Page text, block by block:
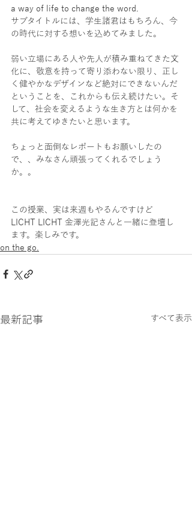
a way of life to change the word.
サブタイトルには、学生諸君はもちろん、今
の時代に対する想いを込めてみました。
弱い立場にある人や先人が積み重ねてきた文
化に、敬意を持って寄り添わない限り、正し
く健やかなデザインなど絶対にできないんだ
ということを、これからも伝え続けたい。そ
して、社会を変えるような生き方とは何かを
共に考えてゆきたいと思います。
ちょっと面倒なレポートもお願いしたの
で、、みなさん頑張ってくれるでしょう
か。。
この授業、実は来週もやるんですけど
LICHT LICHT 金澤光記さんと一緒に登壇し
ます。楽しみです。
on the go.
最新記事 すべて表示